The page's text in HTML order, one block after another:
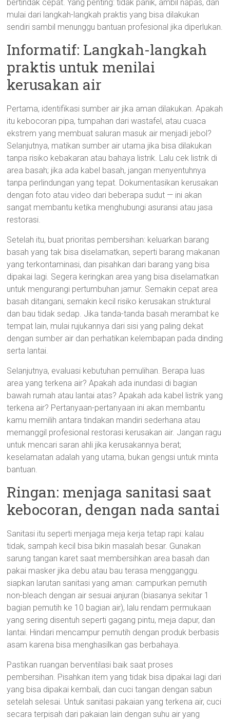
bertindak cepat. Yang penting: tidak panik, ambil napas, dan
mulai dari langkah-langkah praktis yang bisa dilakukan
sendiri sambil menunggu bantuan profesional jika diperlukan.
Informatif: Langkah-langkah
praktis untuk menilai
kerusakan air
Pertama, identifikasi sumber air jika aman dilakukan. Apakah
itu kebocoran pipa, tumpahan dari wastafel, atau cuaca
ekstrem yang membuat saluran masuk air menjadi jebol?
Selanjutnya, matikan sumber air utama jika bisa dilakukan
tanpa risiko kebakaran atau bahaya listrik. Lalu cek listrik di
area basah; jika ada kabel basah, jangan menyentuhnya
tanpa perlindungan yang tepat. Dokumentasikan kerusakan
dengan foto atau video dari beberapa sudut — ini akan
sangat membantu ketika menghubungi asuransi atau jasa
restorasi.
Setelah itu, buat prioritas pembersihan: keluarkan barang
basah yang tak bisa diselamatkan, seperti barang makanan
yang terkontaminasi, dan pisahkan dari barang yang bisa
dipakai lagi. Segera keringkan area yang bisa diselamatkan
untuk mengurangi pertumbuhan jamur. Semakin cepat area
basah ditangani, semakin kecil risiko kerusakan struktural
dan bau tidak sedap. Jika tanda-tanda basah merambat ke
tempat lain, mulai rujukannya dari sisi yang paling dekat
dengan sumber air dan perhatikan kelembapan pada dinding
serta lantai.
Selanjutnya, evaluasi kebutuhan pemulihan. Berapa luas
area yang terkena air? Apakah ada inundasi di bagian
bawah rumah atau lantai atas? Apakah ada kabel listrik yang
terkena air? Pertanyaan-pertanyaan ini akan membantu
kamu memilih antara tindakan mandiri sederhana atau
memanggil profesional restorasi kerusakan air. Jangan ragu
untuk mencari saran ahli jika kerusakannya berat;
keselamatan adalah yang utama, bukan gengsi untuk minta
bantuan.
Ringan: menjaga sanitasi saat
kebocoran, dengan nada santai
Sanitasi itu seperti menjaga meja kerja tetap rapi: kalau
tidak, sampah kecil bisa bikin masalah besar. Gunakan
sarung tangan karet saat membersihkan area basah dan
pakai masker jika debu atau bau terasa mengganggu.
siapkan larutan sanitasi yang aman: campurkan pemutih
non-bleach dengan air sesuai anjuran (biasanya sekitar 1
bagian pemutih ke 10 bagian air), lalu rendam permukaan
yang sering disentuh seperti gagang pintu, meja dapur, dan
lantai. Hindari mencampur pemutih dengan produk berbasis
asam karena bisa menghasilkan gas berbahaya.
Pastikan ruangan berventilasi baik saat proses
pembersihan. Pisahkan item yang tidak bisa dipakai lagi dari
yang bisa dipakai kembali, dan cuci tangan dengan sabun
setelah selesai. Untuk sanitasi pakaian yang terkena air, cuci
secara terpisah dari pakaian lain dengan suhu air yang